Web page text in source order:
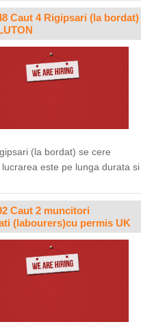
Caut 4 Rigipsari (la bordat)
(la bordat) se cere
lucrarea este pe lunga durata si
Caut 2 muncitori
(labourers)cu permis UK